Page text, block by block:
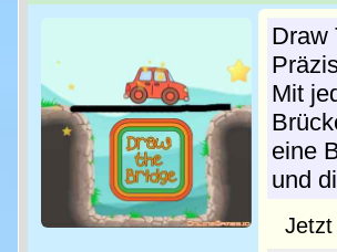
Draw
Mit
eine
und
Jetzt